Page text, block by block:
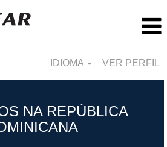
IDIOMA VER PERFIL
NA REPÚBLICA